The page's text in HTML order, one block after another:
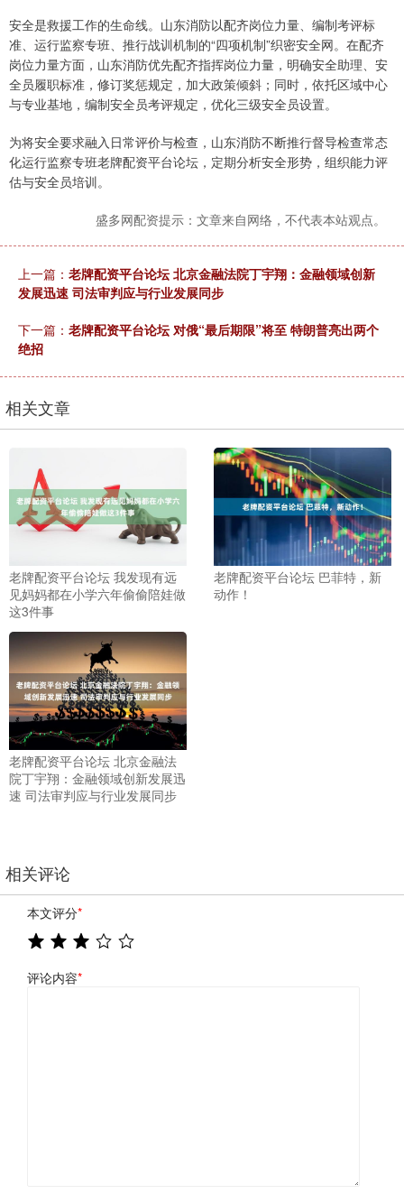
安全是救援工作的生命线。山东消防以配齐岗位力量、编制考评标
准、运行监察专班、推行战训机制的“四项机制”织密安全网。在配齐
岗位力量方面，山东消防优先配齐指挥岗位力量，明确安全助理、安
全员履职标准，修订奖惩规定，加大政策倾斜；同时，依托区域中心
与专业基地，编制安全员考评规定，优化三级安全员设置。
为将安全要求融入日常评价与检查，山东消防不断推行督导检查常态
化运行监察专班老牌配资平台论坛，定期分析安全形势，组织能力评
估与安全员培训。
盛多网配资提示：文章来自网络，不代表本站观点。
上一篇： 老牌配资平台论坛 北京金融法院丁宇翔：金融领域创新
发展迅速 司法审判应与行业发展同步
下一篇： 老牌配资平台论坛 对俄“最后期限”将至 特朗普亮出两个
绝招
相关文章
老牌配资平台论坛 我发现有远
见妈妈都在小学六年偷偷陪娃做
这3件事
老牌配资平台论坛 巴菲特，新
动作！
老牌配资平台论坛 北京金融法
院丁宇翔：金融领域创新发展迅
速 司法审判应与行业发展同步
相关评论
本文评分*
评论内容*